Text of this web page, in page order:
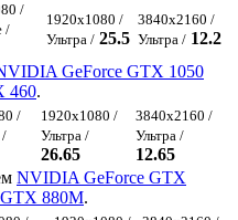
/
/
1920x1080 /
Ультра / 25.5
3840x2160 /
Ультра / 12.2
GeForce GTX 1050
460.
/
/
1920x1080 /
Ультра /
26.65
3840x2160 /
Ультра /
12.65
NVIDIA GeForce GTX
880M.